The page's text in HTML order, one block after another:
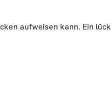
aufweisen kann. Ein